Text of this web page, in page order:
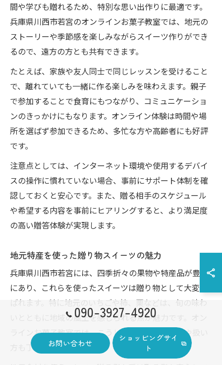
間や学びも贈れるため、特別な思い出作りに最適です。
兵庫県川西市若宮のオンラインお菓子教室では、地元の
ストーリーや季節感を楽しみながらスイーツ作りができ
るので、遠方の方とも共有できます。
たとえば、家族や友人同士で同じレッスンを受けること
で、離れていても一緒に作る楽しみを味わえます。親子
で参加することで食育にもつながり、コミュニケーショ
ンのきっかけにもなります。オンライン体験は時間や場
所を選ばず参加できるため、多忙な方や高齢者にも好評
です。
注意点としては、インターネット環境や使用するデバイ
スの操作に慣れていない場合、事前にサポート体制を確
認しておくと安心です。また、贈る相手のスケジュール
や希望する内容を事前にヒアリングすると、より満足度
の高い贈答体験が実現します。
地元特産を使った贈り物スイーツの魅力
兵庫県川西市若宮には、四季折々の果物や特産品が豊富
にあり、これらを使ったスイーツは贈り物として大変喜
ばれます。特に地元のいちごや柿、栗などは、旬の味わ
いとともに地域の風土を感じられる点が魅力です。オン
ラインお菓子教室では、こうした特産品の選び方や扱い
方も丁寧に解説されます。
090-3927-4920
お問い合わせ
ショッピングサイ
ト